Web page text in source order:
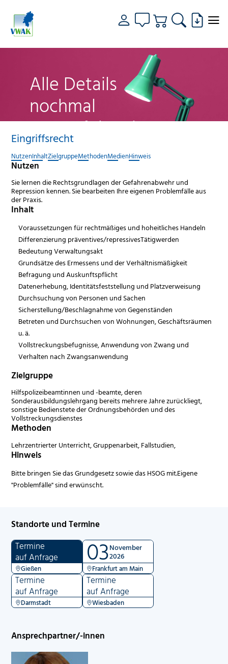
Alle Details
nochmal
genau fokussiert
Eingriffsrecht
NutzenInhaltZielgruppeMethodenMedienHinweis
Nutzen
Sie lernen die Rechtsgrundlagen der Gefahrenabwehr und
Repression kennen. Sie bearbeiten Ihre eigenen Problemfälle aus
der Praxis.
Inhalt
Voraussetzungen für rechtmäßiges und hoheitliches Handeln
Differenzierung präventives/repressivesTätigwerden
Bedeutung Verwaltungsakt
Grundsätze des Ermessens und der Verhältnismäßigkeit
Befragung und Auskunftspflicht
Datenerhebung, Identitätsfeststellung und Platzverweisung
Durchsuchung von Personen und Sachen
Sicherstellung/Beschlagnahme von Gegenständen
Betreten und Durchsuchen von Wohnungen, Geschäftsräumen
u. ä.
Vollstreckungsbefugnisse, Anwendung von Zwang und
Verhalten nach Zwangsanwendung
Zielgruppe
Hilfspolizeibeamtinnen und -beamte, deren
Sonderausbildungslehrgang bereits mehrere Jahre zurückliegt,
sonstige Bedienstete der Ordnungsbehörden und des
Vollstreckungsdienstes
Methoden
Lehrzentrierter Unterricht, Gruppenarbeit, Fallstudien,
Hinweis
Bitte bringen Sie das Grundgesetz sowie das HSOG mit.Eigene
"Problemfälle" sind erwünscht.
Standorte und Termine
Termine
auf Anfrage
Gießen 03November
2026
Frankfurt am Main
Termine
auf Anfrage
Darmstadt
Termine
auf Anfrage
Wiesbaden
Ansprechpartner/-innen